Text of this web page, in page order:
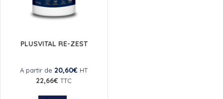
PLUSVITAL RE-ZEST
A partir de 20,60€ HT
22,66€ TTC